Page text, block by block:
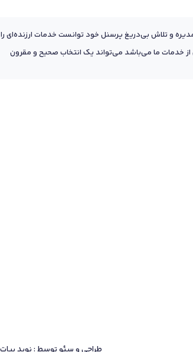
هیئت مدیره و تلاش بی‌دریغ پرسنل خود توانست خدمات ارزنده‌ای را
خدمات ما می‌باشد می‌تواند یک انتخاب صحیح و مقرون